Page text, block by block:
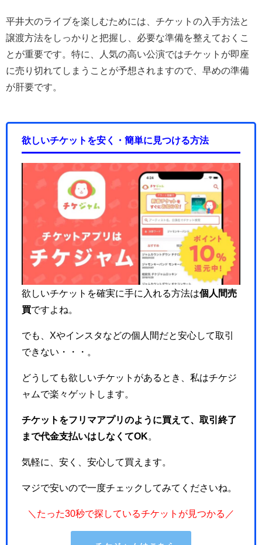
平井大のライブを楽しむためには、チケットの入手方法と
譲渡方法をしっかりと把握し、必要な準備を整えておくこ
とが重要です。特に、人気の高い公演ではチケットが即座
に売り切れてしまうことが予想されますので、早めの準備
が肝要です。
欲しいチケットを安く・簡単に見つける方法
欲しいチケットを確実に手に入れる方法は個人間売
買ですよね。
でも、Xやインスタなどの個人間だと安心して取引
できない・・・。
どうしても欲しいチケットがあるとき、私はチケジ
ャムで楽々ゲットします。
チケットをフリマアプリのように買えて、取引終了
まで代金支払いはしなくてOK
気軽に、安く、安心して買えます。
マジで安いので一度チェックしてみてくださいね。
＼たった30秒で探しているチケットが見つかる／